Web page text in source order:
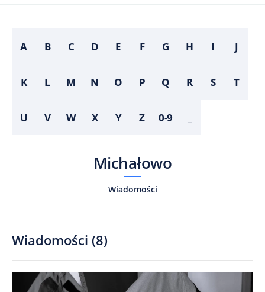
A B C D E F G H I J
K L M N O P Q R S T
U V W X Y Z 0-9
Michałowo
Wiadomości
Wiadomości (8)